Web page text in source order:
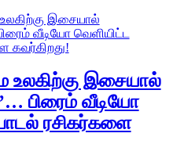
உலகிற்கு இசையால்
பிரைம் வீடியோ
ரசிகர்களை